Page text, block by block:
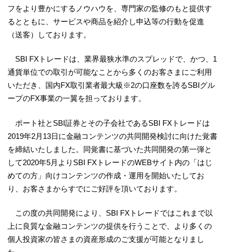
フをより豊かにするノウハウを、専門家の監修のもと提供す
るとともに、サービスや商品を紹介し申込等の行動を促進
（送客）しております。
SBI FXトレードは、業界最狭水準のスプレッドで、かつ、1
通貨単位での取引が可能なことから多くのお客さまにご利用
いただき、国内FX取引業者最大級※2の口座数を誇るSBIグル
ープのFX事業の一翼を担っております。
ポート社とSBI証券とその子会社であるSBI FXトレードは
2019年2月13日に金融コンテンツの共同開発検討に向けた覚書
を締結いたしました。同覚書に基づいた共同開発の第一弾と
して2020年5月よりSBI FXトレードのWEBサイト内の「はじ
めての方」向けコンテンツの作成・運用を開始いたしてお
り、お客さまからすでにご好評を頂いております。
この度の共同開発により、SBI FXトレードではこれまで以
上に良質な金融コンテンツの提供を行うことで、より多くの
個人投資家の皆さまの資産形成のご支援が可能となりまし